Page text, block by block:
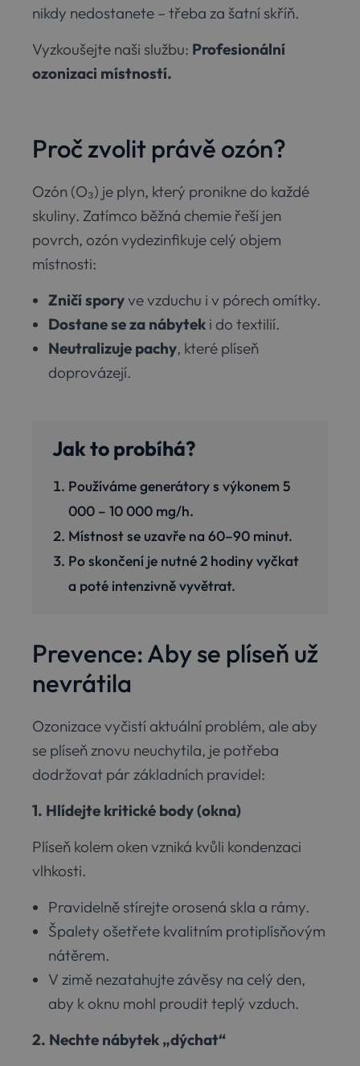
nikdy nedostanete – třeba za šatní skříň.
Vyzkoušejte naši službu: Profesionální
ozonizaci místností.
Proč zvolit právě ozón?
Ozón (O₃) je plyn, který pronikne do každé
skuliny. Zatímco běžná chemie řeší jen
povrch, ozón vydezinfikuje celý objem
místnosti:
Zničí sporyve vzduchu i v pórech omítky.
Dostane se za nábytek i do textilií.
Neutralizuje pachy, které plíseň
doprovázejí.
Jak to probíhá?
Používáme generátory s výkonem 5
000 – 10 000 mg/h.
Místnost se uzavře na 60–90 minut.
Po skončení je nutné 2 hodiny vyčkat
a poté intenzivně vyvětrat.
Prevence: Aby se plíseň už
nevrátila
Ozonizace vyčistí aktuální problém, ale aby
se plíseň znovu neuchytila, je potřeba
dodržovat pár základních pravidel:
1. Hlídejte kritické body (okna)
Plíseň kolem oken vzniká kvůli kondenzaci
vlhkosti.
Pravidelně stírejte orosená skla a rámy.
Špalety ošetřete kvalitním protiplísňovým
nátěrem.
V zimě nezatahujte závěsy na celý den,
aby k oknu mohl proudit teplý vzduch.
2. Nechte nábytek „dýchat“